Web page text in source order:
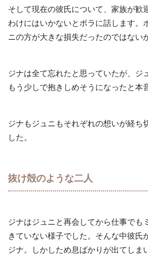
そして現在の彼氏について、家族が歓
わけにはいかないとボラに話します。
ニの方が大きな損失だったのではない
ジナは全て忘れたと思っていたが、ジ
もう少しで抱きしめそうになったと本
ジナもジュニもそれぞれの想いが経ち
した。
抜け殻のような二人
ジナはジュニと再会してから仕事でも
きていない様子でした。そんな中彼氏
ジナ。しかしため息ばかりが出てしま